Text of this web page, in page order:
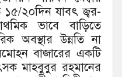
২০দিন যাবৎ জ্বর-
ভাবে বাড়িতে
অবস্থার উন্নতি না
বাজারের একটি
মাহবুবুর রহমানের